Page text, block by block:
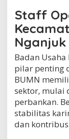
Staff
Nganjuk
Badan
pilar penting
BUMN
sektor, mulai
perbankan.
stabilitas
dan